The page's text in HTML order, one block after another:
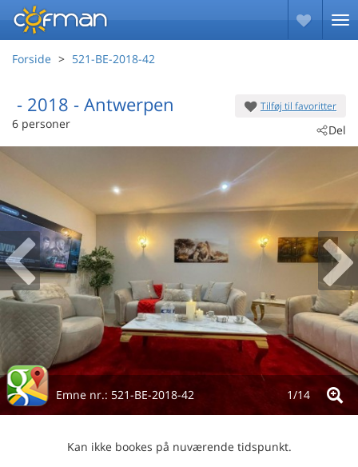
Forside 521-BE-2018-42
Tilføj til favoritter
Del
- 2018 - Antwerpen
6 personer
Emne nr.: 521-BE-2018-42 1/14
Kan ikke bookes på nuværende tidspunkt.